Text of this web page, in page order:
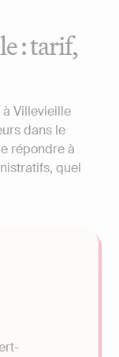
: tarif,
Villevieille
dans le
répondre à
quel